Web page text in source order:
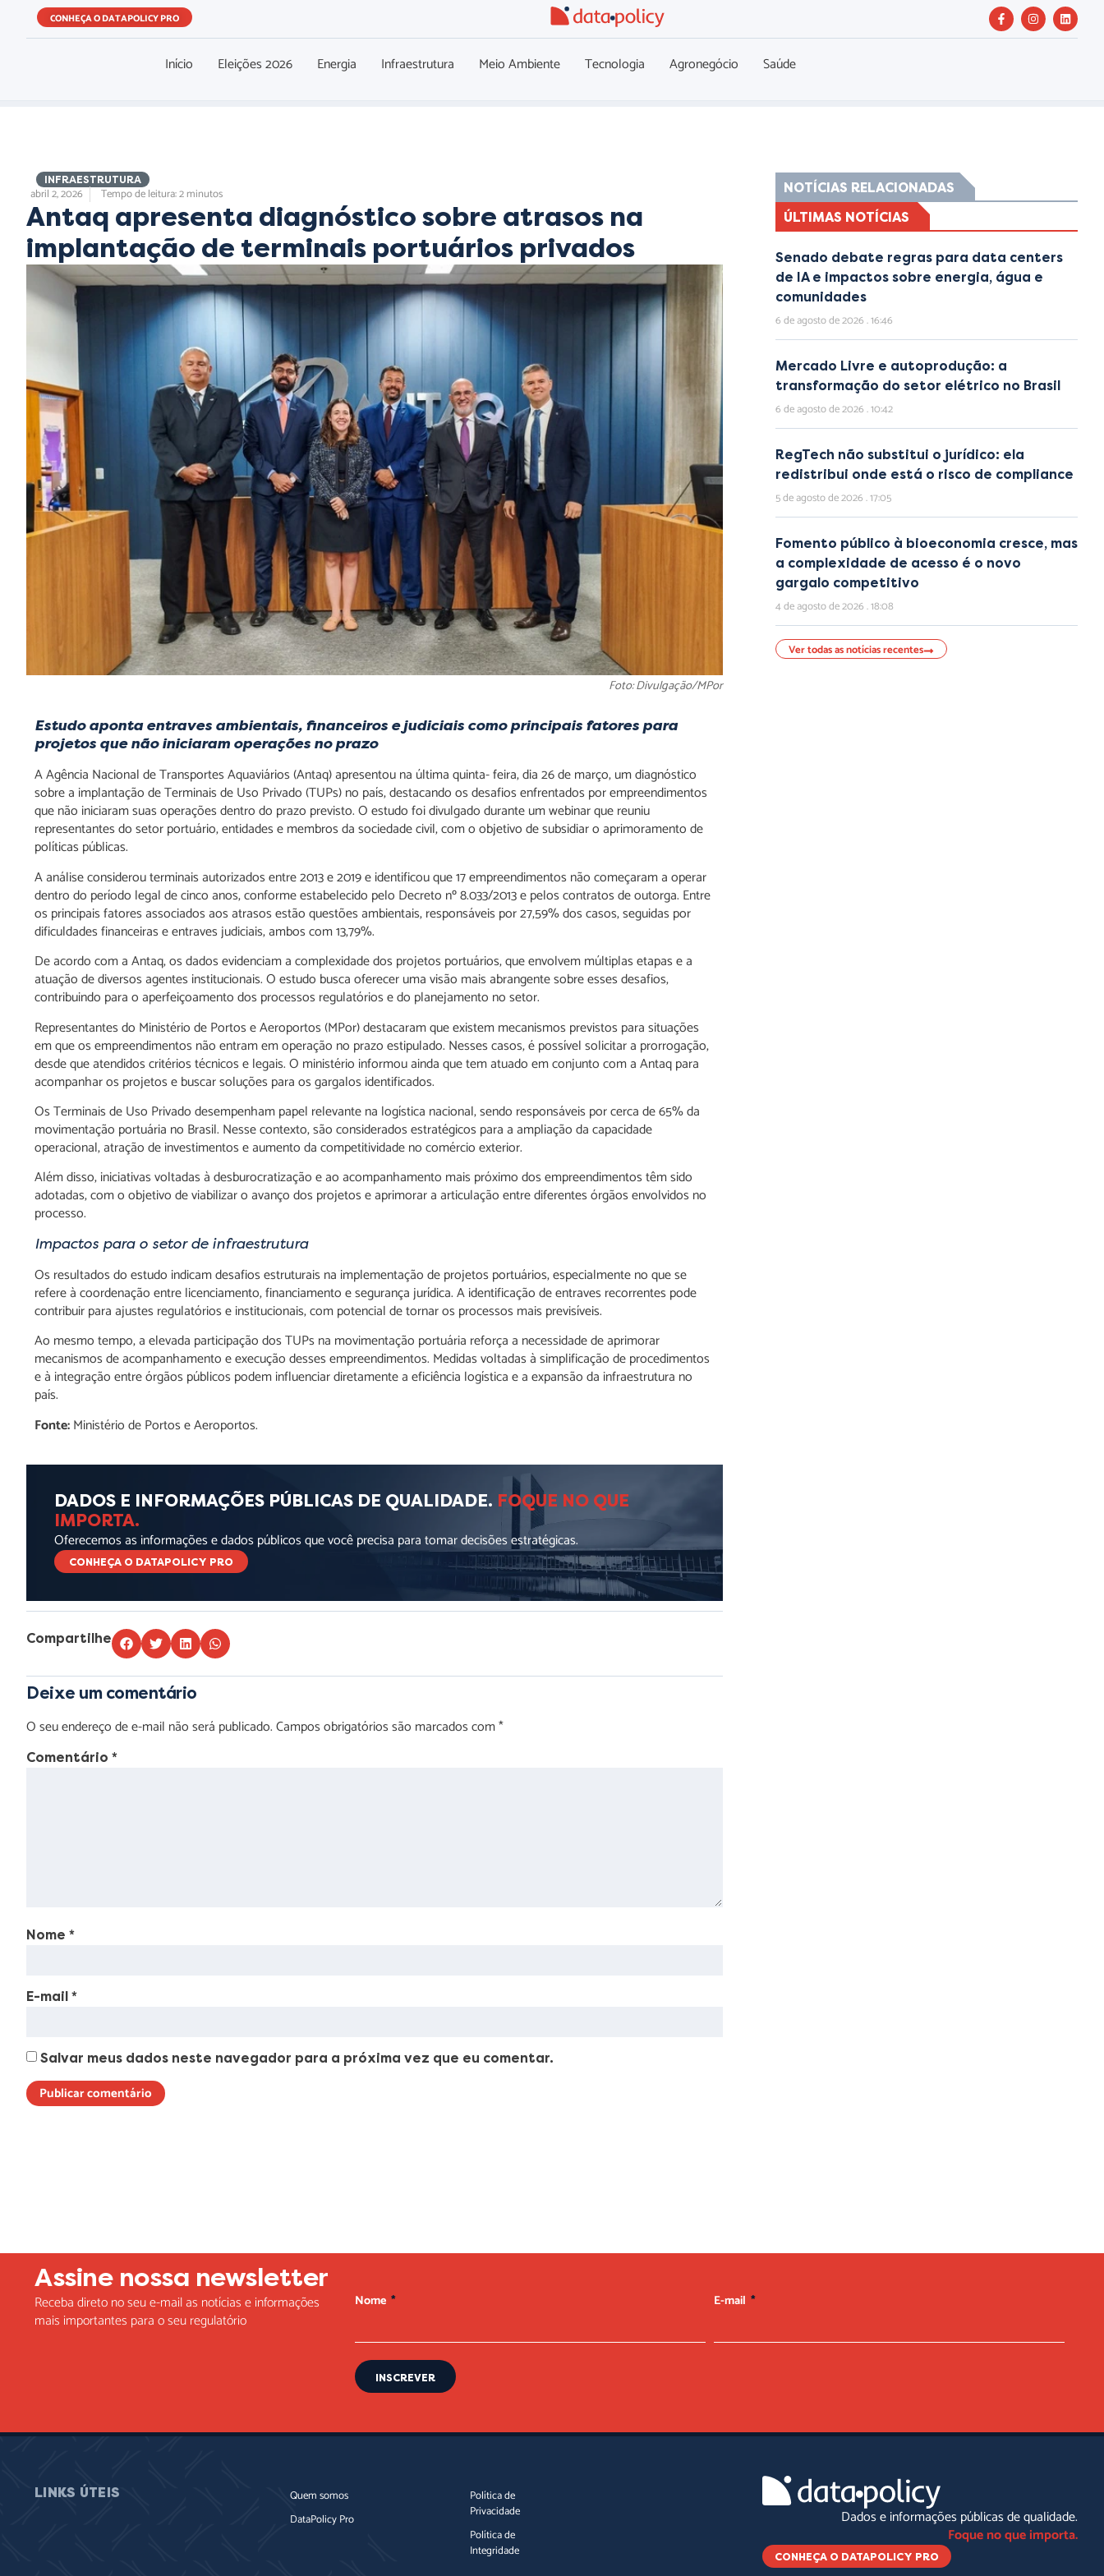
CONHEÇA O DATAPOLICY PRO
Início Eleições 2026 Energia Infraestrutura Meio Ambiente Tecnologia Agronegócio Saúde
INFRAESTRUTURA
abril 2, 2026 Tempo de leitura: 2 minutos
Antaq apresenta diagnóstico sobre atrasos na
implantação de terminais portuários privados
Foto: Divulgação/MPor
Estudo aponta entraves ambientais, financeiros e judiciais como principais fatores para
projetos que não iniciaram operações no prazo
A Agência Nacional de Transportes Aquaviários (Antaq) apresentou na última quinta- feira, dia 26 de março, um diagnóstico
sobre a implantação de Terminais de Uso Privado (TUPs) no país, destacando os desafios enfrentados por empreendimentos
que não iniciaram suas operações dentro do prazo previsto. O estudo foi divulgado durante um webinar que reuniu
representantes do setor portuário, entidades e membros da sociedade civil, com o objetivo de subsidiar o aprimoramento de
políticas públicas.
A análise considerou terminais autorizados entre 2013 e 2019 e identificou que 17 empreendimentos não começaram a operar
dentro do período legal de cinco anos, conforme estabelecido pelo Decreto nº 8.033/2013 e pelos contratos de outorga. Entre
os principais fatores associados aos atrasos estão questões ambientais, responsáveis por 27,59% dos casos, seguidas por
dificuldades financeiras e entraves judiciais, ambos com 13,79%.
De acordo com a Antaq, os dados evidenciam a complexidade dos projetos portuários, que envolvem múltiplas etapas e a
atuação de diversos agentes institucionais. O estudo busca oferecer uma visão mais abrangente sobre esses desafios,
contribuindo para o aperfeiçoamento dos processos regulatórios e do planejamento no setor.
Representantes do Ministério de Portos e Aeroportos (MPor) destacaram que existem mecanismos previstos para situações
em que os empreendimentos não entram em operação no prazo estipulado. Nesses casos, é possível solicitar a prorrogação,
desde que atendidos critérios técnicos e legais. O ministério informou ainda que tem atuado em conjunto com a Antaq para
acompanhar os projetos e buscar soluções para os gargalos identificados.
Os Terminais de Uso Privado desempenham papel relevante na logística nacional, sendo responsáveis por cerca de 65% da
movimentação portuária no Brasil. Nesse contexto, são considerados estratégicos para a ampliação da capacidade
operacional, atração de investimentos e aumento da competitividade no comércio exterior.
Além disso, iniciativas voltadas à desburocratização e ao acompanhamento mais próximo dos empreendimentos têm sido
adotadas, com o objetivo de viabilizar o avanço dos projetos e aprimorar a articulação entre diferentes órgãos envolvidos no
processo.
Impactos para o setor de infraestrutura
Os resultados do estudo indicam desafios estruturais na implementação de projetos portuários, especialmente no que se
refere à coordenação entre licenciamento, financiamento e segurança jurídica. A identificação de entraves recorrentes pode
contribuir para ajustes regulatórios e institucionais, com potencial de tornar os processos mais previsíveis.
Ao mesmo tempo, a elevada participação dos TUPs na movimentação portuária reforça a necessidade de aprimorar
mecanismos de acompanhamento e execução desses empreendimentos. Medidas voltadas à simplificação de procedimentos
e à integração entre órgãos públicos podem influenciar diretamente a eficiência logística e a expansão da infraestrutura no
país.
Fonte:Ministério de Portos e Aeroportos.
DADOS E INFORMAÇÕES PÚBLICAS DE QUALIDADE. FOQUE NO QUE
IMPORTA.
Oferecemos as informações e dados públicos que você precisa para tomar decisões estratégicas.
CONHEÇA O DATAPOLICY PRO
Compartilhe
Deixe um comentário
O seu endereço de e-mail não será publicado.Campos obrigatórios são marcados com*
Comentário *
Nome *
E-mail *
Salvar meus dados neste navegador para a próxima vez que eu comentar.
NOTÍCIAS RELACIONADAS
ÚLTIMAS NOTÍCIAS
Senado debate regras para data centers
de IA e impactos sobre energia, água e
comunidades
6 de agosto de 2026 16:46
Mercado Livre e autoprodução: a
transformação do setor elétrico no Brasil
6 de agosto de 2026 10:42
RegTech não substitui o jurídico: ela
redistribui onde está o risco de compliance
5 de agosto de 2026 17:05
Fomento público à bioeconomia cresce, mas
a complexidade de acesso é o novo
gargalo competitivo
4 de agosto de 2026 18:08
Ver todas as notícias recentes
Assine nossa newsletter
Receba direto no seu e-mail as notícias e informações
mais importantes para o seu regulatório
Nome E-mail
INSCREVER
LINKS ÚTEIS
Quem somos
DataPolicy Pro
Política de
Privacidade
Política de
Integridade
Dados e informações públicas de qualidade.
Foque no que importa.
CONHEÇA O DATAPOLICY PRO